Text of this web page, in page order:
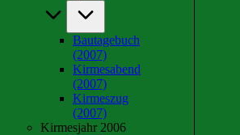
Bautagebuch
(2007)
Kirmesabend
(2007)
Kirmeszug
(2007)
Kirmesjahr 2006